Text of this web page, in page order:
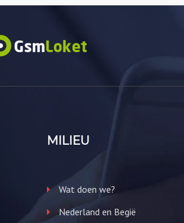
MILIEU
Wat doen we?
Nederland en Begië